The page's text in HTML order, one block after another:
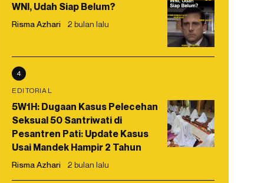
WNI, Udah Siap Belum?
Risma Azhari 2 bulan lalu
4
EDITORIAL
5W1H: Dugaan Kasus Pelecehan
Seksual 50 Santriwati di
Pesantren Pati: Update Kasus
Usai Mandek Hampir 2 Tahun
Risma Azhari 2 bulan lalu